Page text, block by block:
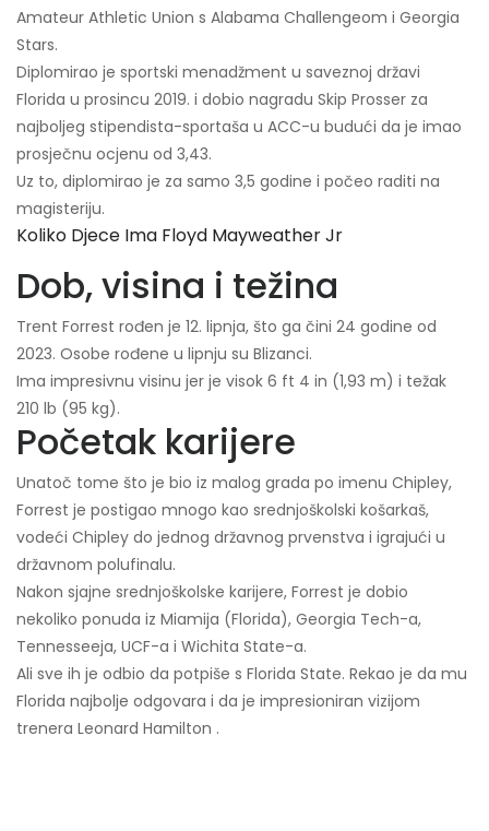
Amateur Athletic Union s Alabama Challengeom i Georgia
Stars.
Diplomirao je sportski menadžment u saveznoj državi
Florida u prosincu 2019. i dobio nagradu Skip Prosser za
najboljeg stipendista-sportaša u ACC-u budući da je imao
prosječnu ocjenu od 3,43.
Uz to, diplomirao je za samo 3,5 godine i počeo raditi na
magisteriju.
Koliko Djece Ima Floyd Mayweather Jr
Dob, visina i težina
Trent Forrest rođen je 12. lipnja, što ga čini 24 godine od
2023. Osobe rođene u lipnju su Blizanci.
Ima impresivnu visinu jer je visok 6 ft 4 in (1,93 m) i težak
210 lb (95 kg).
Početak karijere
Unatoč tome što je bio iz malog grada po imenu Chipley,
Forrest je postigao mnogo kao srednjoškolski košarkaš,
vodeći Chipley do jednog državnog prvenstva i igrajući u
državnom polufinalu.
Nakon sjajne srednjoškolske karijere, Forrest je dobio
nekoliko ponuda iz Miamija (Florida), Georgia Tech-a,
Tennesseeja, UCF-a i Wichita State-a.
Ali sve ih je odbio da potpiše s Florida State. Rekao je da mu
Florida najbolje odgovara i da je impresioniran vizijom
trenera Leonard Hamilton .